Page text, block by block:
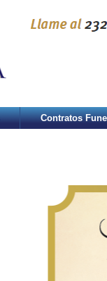
Contratos